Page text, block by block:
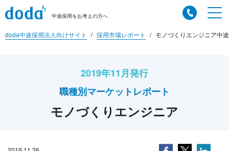
中途採用をお考えの方へ
doda中途採用法人向けサイト 採用市場レポート モノづくりエンジニア中
2019年11月発行
職種別マーケットレポート
モノづくりエンジニア